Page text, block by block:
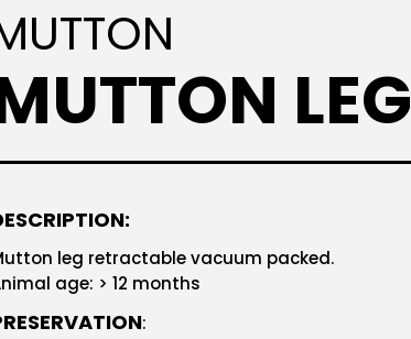
LEG
leg retractable vacuum packed.
age: > 12 months
: